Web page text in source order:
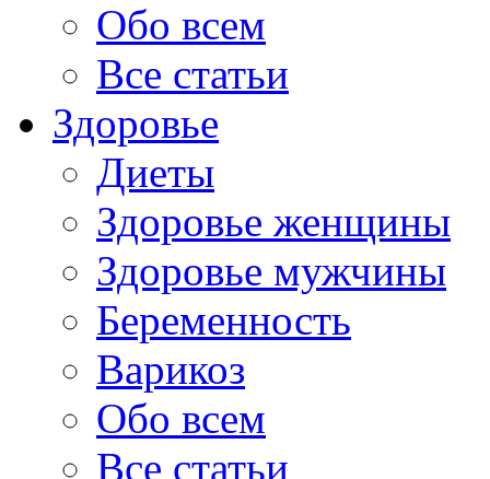
Обо всем
Все статьи
Здоровье
Диеты
Здоровье женщины
Здоровье мужчины
Беременность
Варикоз
Обо всем
Все статьи